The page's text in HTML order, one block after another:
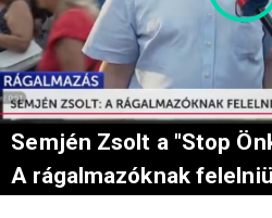
Semjén Zsolt a "Stop
A rágalmazóknak